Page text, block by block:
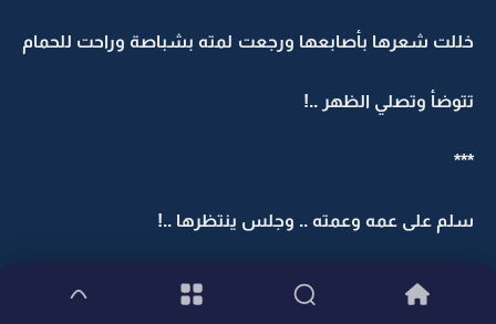
خللت شعرها بأصابعها ورجعت لمته بشباصة وراحت للحمام
تتوضأ وتصلي الظهر ..!
***
سلم على عمه وعمته .. وجلس ينتظرها ..!
جات العنود وقارورة العصير في يدها والشكولاته ملطخة